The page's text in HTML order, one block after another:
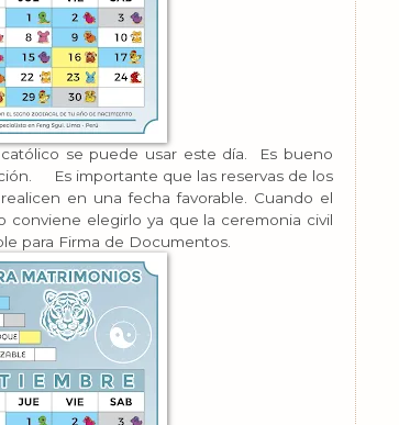
se puede usar este día. Es bueno
Es importante que las reservas de los
en una fecha favorable. Cuando el
conviene elegirlo ya que la ceremonia civil
para Firma de Documentos.